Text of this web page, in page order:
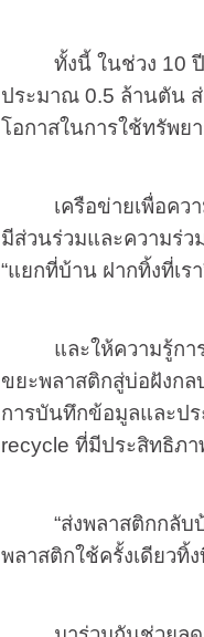
ทั้งนี้ ในช่วง 10
ประมาณ 0.5 ล้านตัน
โอกาสในการใช้ทรัพย
เครือข่ายเพื่อค
มีส่วนร่วมและความร่ว
“แยกที่บ้าน ฝากทิ้งที่เรา
และให้ความรู้ก
ขยะพลาสติกสู่บ่อฝังก
การบันทึกข้อมูลและป
recycle ที่มีประสิทธิภา
“ส่งพลาสติกกลับ
พลาสติกใช้ครั้งเดียวทิ้